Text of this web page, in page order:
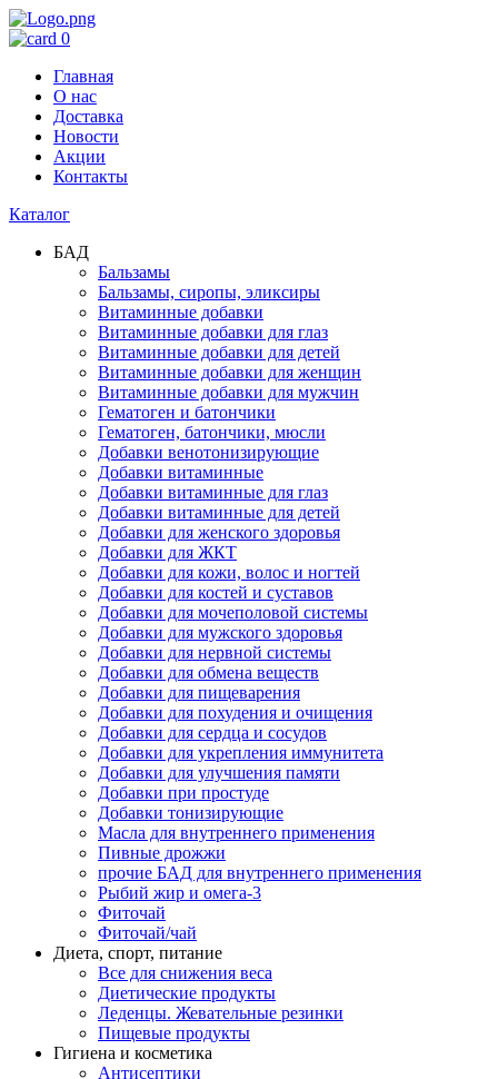
0
Главная
О нас
Доставка
Новости
Акции
Контакты
Каталог
БАД
Бальзамы
Бальзамы, сиропы, эликсиры
Витаминные добавки
Витаминные добавки для глаз
Витаминные добавки для детей
Витаминные добавки для женщин
Витаминные добавки для мужчин
Гематоген и батончики
Гематоген, батончики, мюсли
Добавки венотонизирующие
Добавки витаминные
Добавки витаминные для глаз
Добавки витаминные для детей
Добавки для женского здоровья
Добавки для ЖКТ
Добавки для кожи, волос и ногтей
Добавки для костей и суставов
Добавки для мочеполовой системы
Добавки для мужского здоровья
Добавки для нервной системы
Добавки для обмена веществ
Добавки для пищеварения
Добавки для похудения и очищения
Добавки для сердца и сосудов
Добавки для укрепления иммунитета
Добавки для улучшения памяти
Добавки при простуде
Добавки тонизирующие
Масла для внутреннего применения
Пивные дрожжи
прочие БАД для внутреннего применения
Рыбий жир и омега-3
Фиточай
Фиточай/чай
Диета, спорт, питание
Все для снижения веса
Диетические продукты
Леденцы. Жевательные резинки
Пищевые продукты
Гигиена и косметика
Антисептики